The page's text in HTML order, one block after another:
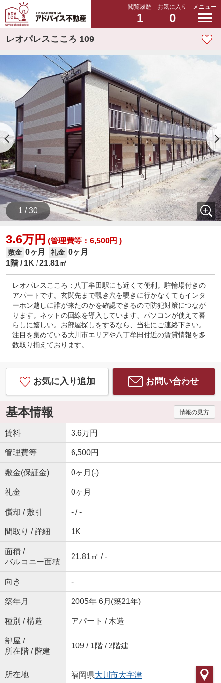
閲覧履歴
1
お気に入り
0
メニュー
レオパレスこころ 109
1 / 30
3.6万円 (管理費等：6,500円 )
敷金 0ヶ月 礼金 0ヶ月
1階
1K 21.81㎡
レオパレスこころ：八丁牟田駅にも近くて便利。駐輪場付きの
アパートです。玄関先まで覗き穴を覗きに行かなくてもインタ
ーホン越しに誰が来たのかを確認できるので防犯対策につなが
ります。ネットの回線を導入しています、パソコンが使えて暮
らしに嬉しい。お部屋探しをするなら、当社にご連絡下さい。
注目を集めている大川市エリアや八丁牟田付近の賃貸情報を多
数取り揃えております。
お気に入り追加 お問い合わせ
基本情報 情報の見方
賃料 3.6万円
管理費等 6,500円
敷金(保証金) 0ヶ月(-)
礼金 0ヶ月
償却 / 敷引 - / -
間取り / 詳細 1K
面積 /
バルコニー面積
21.81㎡ / -
向き -
築年月 2005年 6月(築21年)
種別 / 構造 アパート / 木造
部屋 /
所在階 / 階建
109 / 1階 / 2階建
所在地 福岡県大川市大字津